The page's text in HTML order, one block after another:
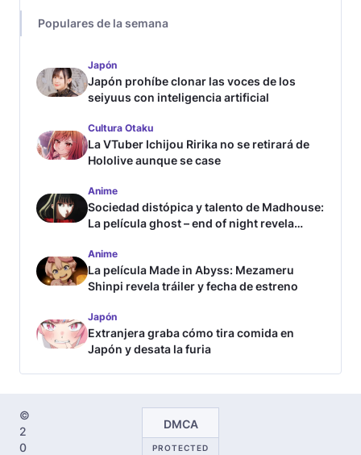
Populares de la semana
Japón
Japón prohíbe clonar las voces de los
seiyuus con inteligencia artificial
Cultura Otaku
La VTuber Ichijou Ririka no se retirará de
Hololive aunque se case
Anime
Sociedad distópica y talento de Madhouse:
La película ghost – end of night revela
Anime
La película Made in Abyss: Mezameru
Shinpi revela tráiler y fecha de estreno
Japón
Extranjera graba cómo tira comida en
Japón y desata la furia
©
2
0
DMCA
PROTECTED